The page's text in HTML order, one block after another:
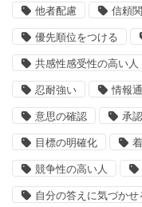
他者配慮 信頼
優先順位をつける
共感性感受性の高い人
忍耐強い 情報
意思の確認 承認
目標の明確化
競争性の高い人
自分の答えに気づかせ